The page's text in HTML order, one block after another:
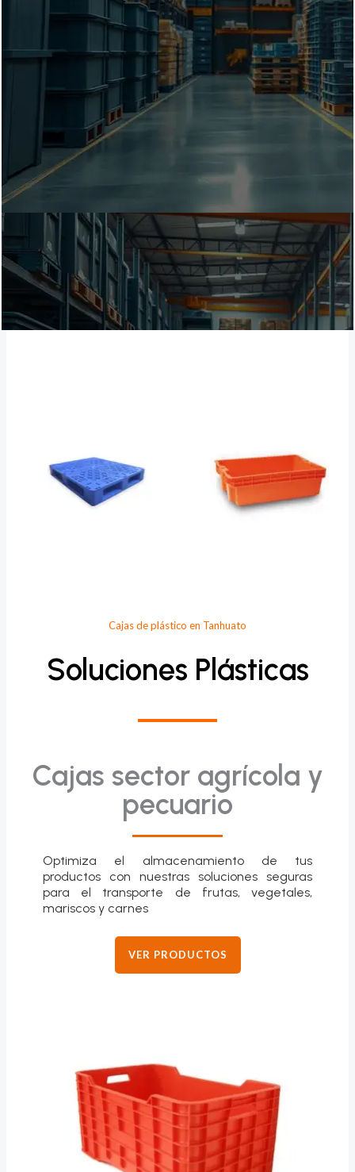
Cajas de plástico en Tanhuato
Soluciones Plásticas
Cajas sector agrícola y
pecuario
Optimiza el almacenamiento de tus
productos con nuestras soluciones seguras
para el transporte de frutas, vegetales,
mariscos y carnes
VER PRODUCTOS